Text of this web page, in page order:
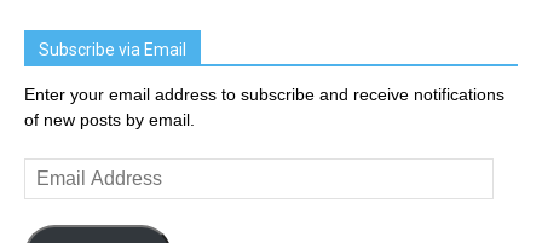
Subscribe via Email
Enter your email address to subscribe and receive notifications
of new posts by email.
Email
Address